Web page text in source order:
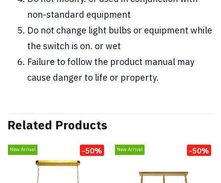
non-standard equipment
Do not change light bulbs or equipment while
the switch is on. or wet
Failure to follow the product manual may
cause danger to life or property.
Related Products
New Arrival -50% New Arrival -50%